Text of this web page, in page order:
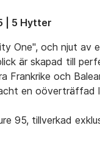
| 5 Hytter
One", och njut
är skapad till
Frankrike och
en
95, tillverkad
upphöjda